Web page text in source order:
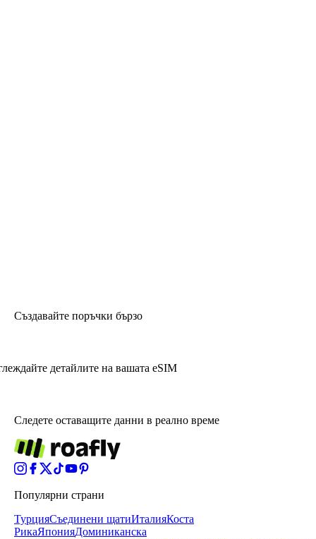
Създавайте поръчки бързо
детайлите на вашата eSIM
Следете оставащите данни в реално време
Популярни страни
ТурцияСъединени щатиИталияКоста
РикаЯпонияДоминиканска